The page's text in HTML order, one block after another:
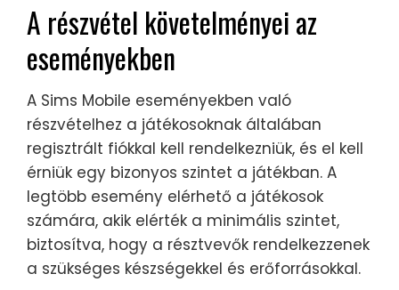
A részvétel követelményei az
eseményekben
A Sims Mobile eseményekben való
részvételhez a játékosoknak általában
regisztrált fiókkal kell rendelkezniük, és el kell
érniük egy bizonyos szintet a játékban. A
legtöbb esemény elérhető a játékosok
számára, akik elérték a minimális szintet,
biztosítva, hogy a résztvevők rendelkezzenek
a szükséges készségekkel és erőforrásokkal.